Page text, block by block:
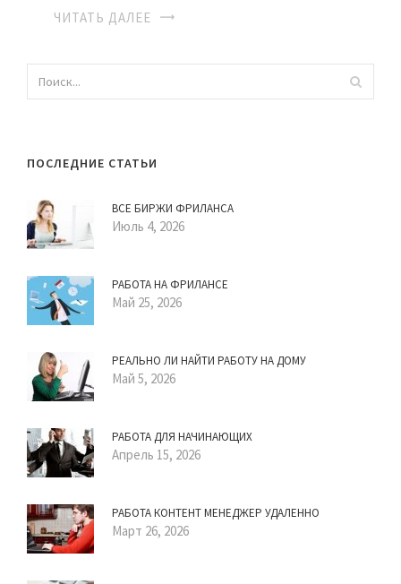
ЧИТАТЬ ДАЛЕЕ
ПОСЛЕДНИЕ СТАТЬИ
ВСЕ БИРЖИ ФРИЛАНСА
Июль 4, 2026
РАБОТА НА ФРИЛАНСЕ
Май 25, 2026
РЕАЛЬНО ЛИ НАЙТИ РАБОТУ НА ДОМУ
Май 5, 2026
РАБОТА ДЛЯ НАЧИНАЮЩИХ
Апрель 15, 2026
РАБОТА КОНТЕНТ МЕНЕДЖЕР УДАЛЕННО
Март 26, 2026